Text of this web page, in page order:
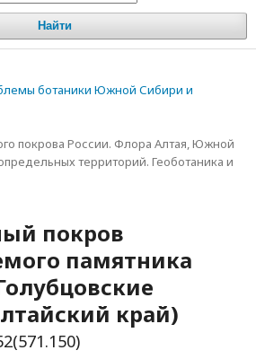
Найти
ботаники Южной Сибири и
покрова России. Флора Алтая, Южной
территорий. Геоботаника и
покров
памятника
край)